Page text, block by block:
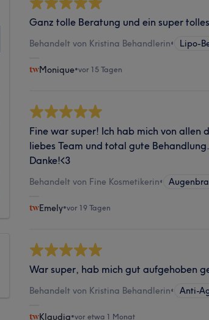
Ganz tolle Beratung und ein super
Behandelt von Kristina Behandlerin• Lipo-
Monique•vor 15 Tagen
Fine war super! Ich hab mich von allen
liebes Team und total gute
Danke!<3
Behandelt von Fine Kosmetikerin•
Emely•vor 19 Tagen
War super, hab mich gut aufgehoben
Behandelt von Kristina Behandlerin• Anti-
Klaudia•vor etwa 1 Monat